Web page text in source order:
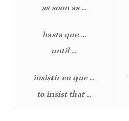
as soon as …
hasta que …
until …
insistir en que …
to insist that …